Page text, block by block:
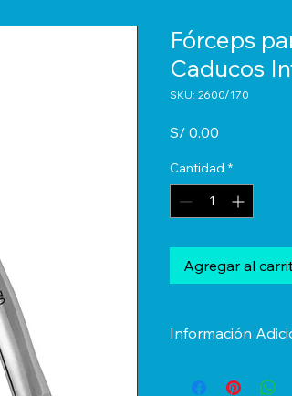
Fórceps
Caducos
SKU: 2600/170
S/ 0.00
Cantidad *
Agregar al
Información
disponibilidad o